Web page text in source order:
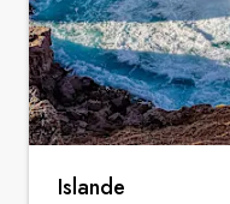
Islande